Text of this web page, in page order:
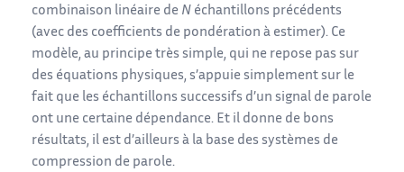
combinaison linéaire de N échantillons précédents
(avec des coefficients de pondération à estimer). Ce
modèle, au principe très simple, qui ne repose pas sur
des équations physiques, s’appuie simplement sur le
fait que les échantillons successifs d’un signal de parole
ont une certaine dépendance. Et il donne de bons
résultats, il est d’ailleurs à la base des systèmes de
compression de parole.